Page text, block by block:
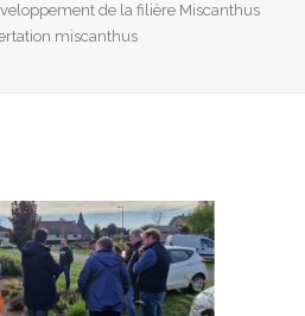
de la filière Miscanthus
miscanthus